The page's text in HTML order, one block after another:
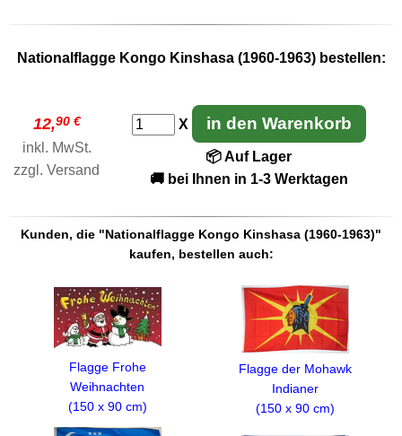
Nationalflagge Kongo Kinshasa (1960-1963) bestellen:
12,90 €
inkl. MwSt.
zzgl. Versand
X in den Warenkorb
📦 Auf Lager
🚚 bei Ihnen in 1-3 Werktagen
Kunden, die "Nationalflagge Kongo Kinshasa (1960-1963)"
kaufen, bestellen auch:
Flagge Frohe
Weihnachten
(150 x 90 cm)
Flagge der Mohawk
Indianer
(150 x 90 cm)